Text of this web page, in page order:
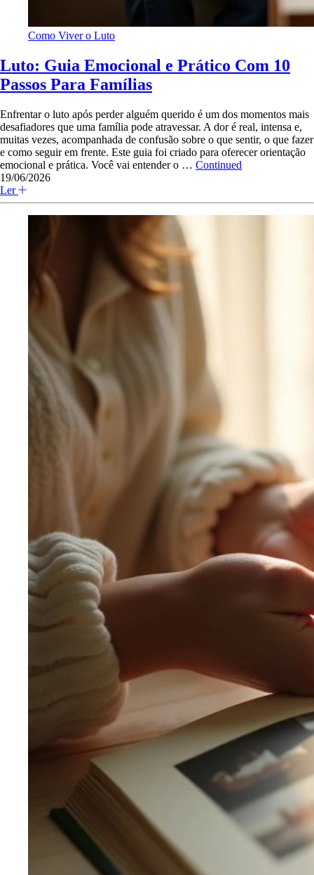
Como Viver o Luto
Luto: Guia Emocional e Prático Com 10
Passos Para Famílias
Enfrentar o luto após perder alguém querido é um dos momentos mais
desafiadores que uma família pode atravessar. A dor é real, intensa e,
muitas vezes, acompanhada de confusão sobre o que sentir, o que fazer
e como seguir em frente. Este guia foi criado para oferecer orientação
emocional e prática. Você vai entender o … Continued
19/06/2026
Ler